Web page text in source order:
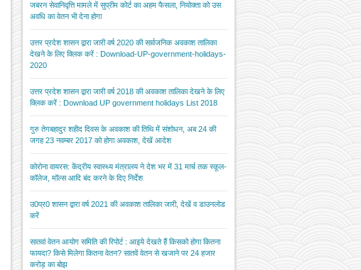
जबरन सेवानिवृत्ति मामले में सुप्रीम कोर्ट का अहम फैसला, नियोक्ता को उस
अवधि का वेतन भी देना होगा
उत्तर प्रदेश शासन द्वारा जारी वर्ष 2020 की सार्वजनिक अवकाश तालिका
देखने के लिए क्लिक करें : Download-UP-government-holidays-
2020
उत्तर प्रदेश शासन द्वारा जारी वर्ष 2018 की अवकाश तालिका देखने के लिए
क्लिक करें : Download UP government holidays List 2018
गुरु तेगबहादुर शहीद दिवस के अवकाश की तिथि में संशोधन, अब 24 की
जगह 23 नवम्बर 2017 को होगा अवकाश, देखें आदेश
कोरोना वायरस: केंद्रीय स्वास्थ्य मंत्रालय ने देश भर में 31 मार्च तक स्कूल-
कॉलेज, मॉल्स आदि बंद करने के दिए निर्देश
उ0प्र0 शासन द्वारा वर्ष 2021 की अवकाश तालिका जारी, देखें व डाउनलोड
करें
सातवां वेतन आयोग समिति की रिपोर्ट : आइये देखते हैं किसको होगा कितना
फायदा? किसे मिलेगा कितना वेतन? सातवें वेतन से खजाने पर 24 हजार
करोड़ का बोझ